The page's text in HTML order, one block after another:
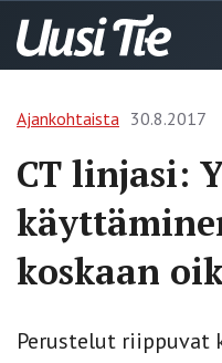
Ajankohtaista 30.8.2017
CT linjasi:
koskaan
Perustelut riippuvat